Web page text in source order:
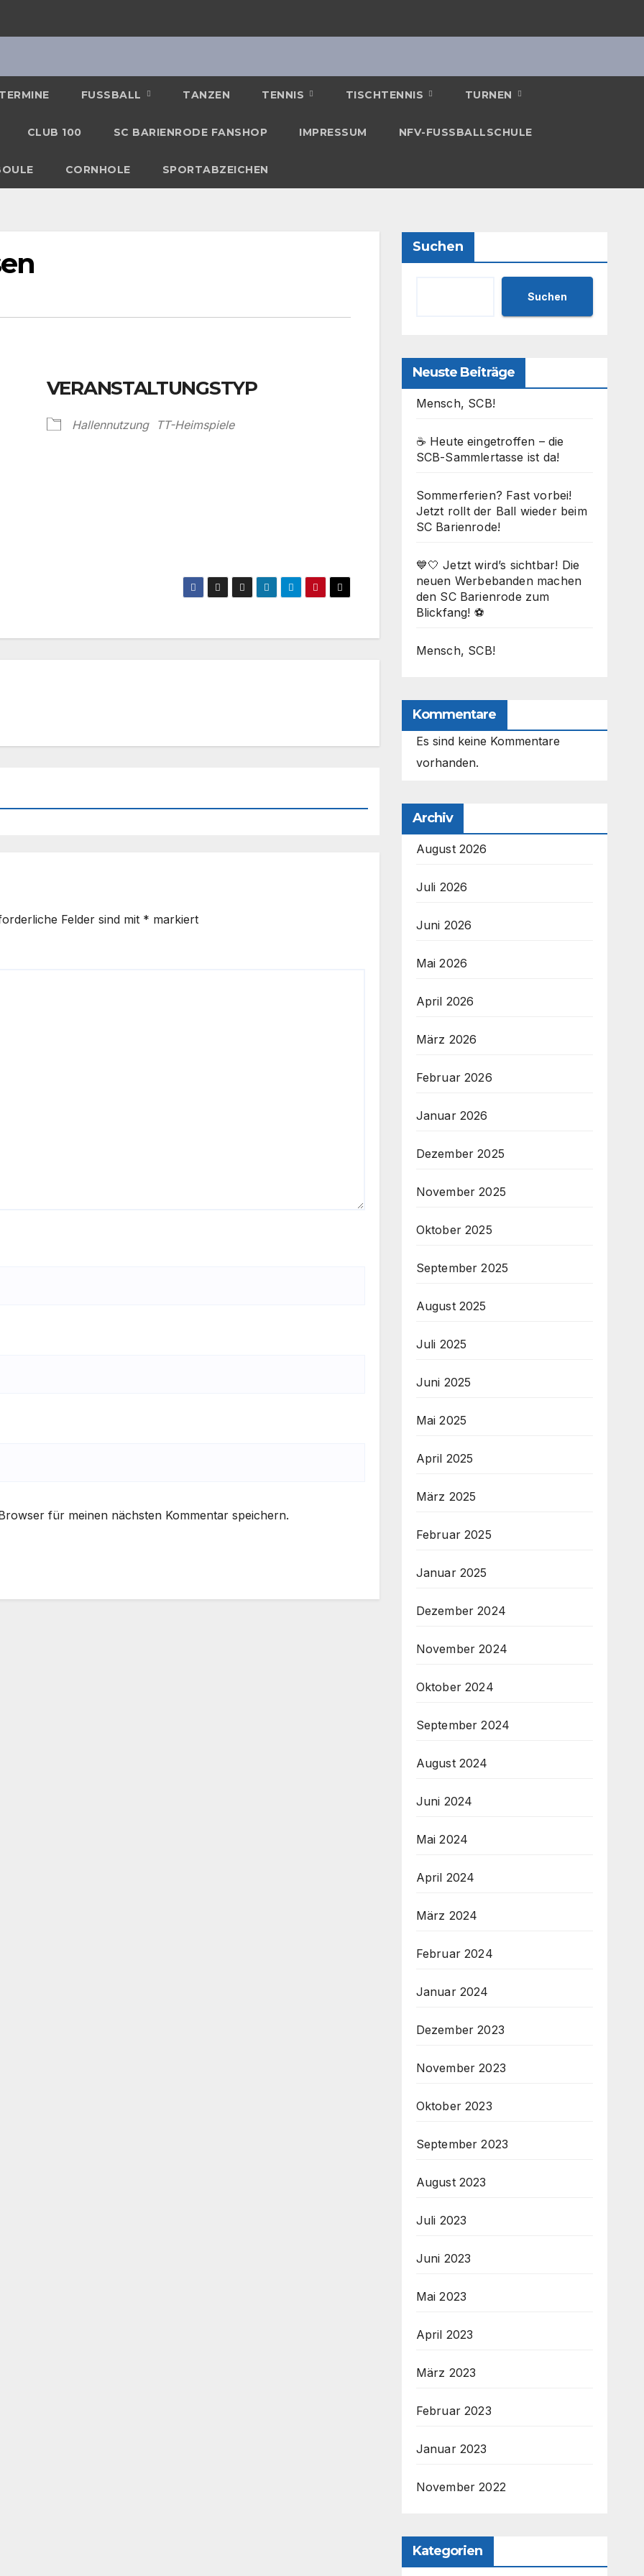
TERMINE FUSSBALL TANZEN TENNIS TISCHTENNIS TURNEN
CLUB 100 SC BARIENRODE FANSHOP IMPRESSUM NFV-FUSSBALLSCHULE
CORNHOLE SPORTABZEICHEN
Outlook Live
VERANSTALTUNGSTYP
Hallennutzung TT-Heimspiele
Felder sind mit * markiert
für meinen nächsten Kommentar speichern.
Suchen
Suchen
Neuste Beiträge
Mensch, SCB!
☕ Heute eingetroffen – die
SCB-Sammlertasse ist da!
Sommerferien? Fast vorbei!
Jetzt rollt der Ball wieder beim
SC Barienrode!
💙🤍 Jetzt wird’s sichtbar! Die
neuen Werbebanden machen
den SC Barienrode zum
Blickfang! ⚽
Mensch, SCB!
Kommentare
Es sind keine Kommentare
vorhanden.
Archiv
August 2026
Juli 2026
Juni 2026
Mai 2026
April 2026
März 2026
Februar 2026
Januar 2026
Dezember 2025
November 2025
Oktober 2025
September 2025
August 2025
Juli 2025
Juni 2025
Mai 2025
April 2025
März 2025
Februar 2025
Januar 2025
Dezember 2024
November 2024
Oktober 2024
September 2024
August 2024
Juni 2024
Mai 2024
April 2024
März 2024
Februar 2024
Januar 2024
Dezember 2023
November 2023
Oktober 2023
September 2023
August 2023
Juli 2023
Juni 2023
Mai 2023
April 2023
März 2023
Februar 2023
Januar 2023
November 2022
Kategorien